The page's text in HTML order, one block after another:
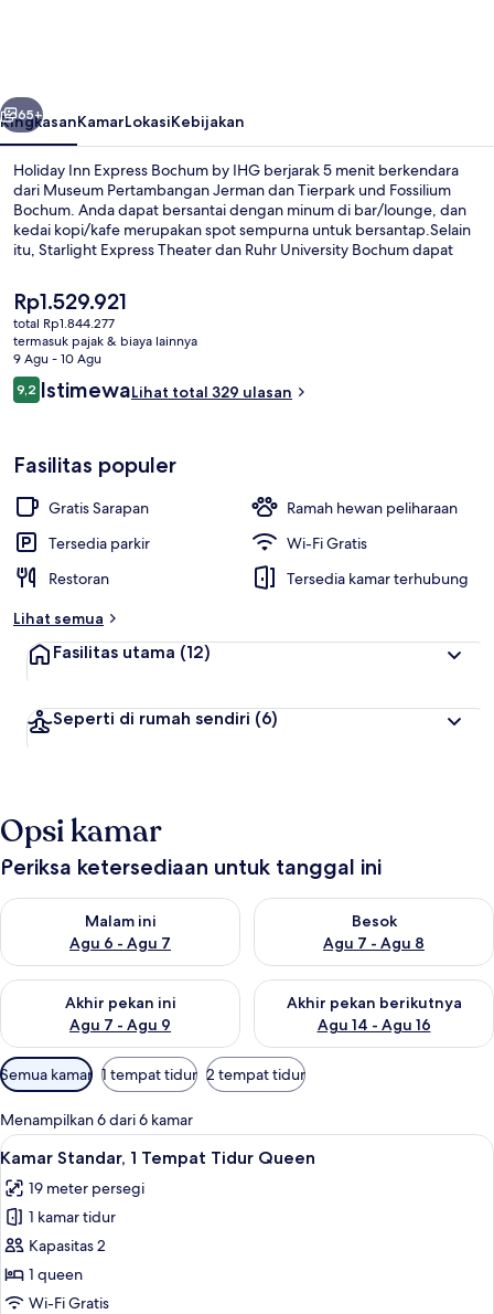
IHG
Berikutnya
65+
RingkasanKamarLokasiKebijakan
Holiday Inn Express Bochum by IHG berjarak 5 menit berkendara
dari Museum Pertambangan Jerman dan Tierpark und Fossilium
Bochum. Anda dapat bersantai dengan minum di bar/lounge, dan
kedai kopi/kafe merupakan spot sempurna untuk bersantap.Selain
itu, Starlight Express Theater dan Ruhr University Bochum dapat
Transportasi umum berada tidak jauh: U-Bahn Bochum Rathaus
berjarak 4 menit dan U-Bahn Deutsches Bergbau-Museum berjarak
13 menit.
Harga
saat
ini
Rp1.529.921
Rp1.529.921
total Rp1.844.277
termasuk pajak & biaya lainnya
9 Agu - 10 Agu
Ulasan
9,29,2 dari 10
IstimewaLihat total 329 ulasan
Fasilitas populer
Gratis Sarapan
Ramah hewan peliharaan
Tersedia parkir
Wi-Fi Gratis
Restoran
Tersedia kamar terhubung
Lihat semua
Fasilitas utama (12)
Seperti di rumah sendiri (6)
Opsi kamar
Periksa ketersediaan untuk tanggal ini
Malam ini
Agu 6 - Agu 7
Periksa ketersediaan untuk malam ini Agu 6 - Agu 7
Besok
Agu 7 - Agu 8
Periksa ketersediaan untuk
Akhir pekan ini
Agu 7 - Agu 9
Periksa ketersediaan untuk akhir pekan ini Agu 7 - Agu 9
Akhir pekan berikutnya
Agu 14 - Agu 16
Periksa ketersediaan untuk
Filter
tersedia
untuk
kamar
Semua kamar 1 tempat tidur 2 tempat tidur
Menampilkan 6 dari 6 kamar
Lihat
semua
foto
untuk
Kamar
Standar,
1
Seprai antialergi, meja kerja, dan
5
Kamar Standar, 1 Tempat Tidur Queen
19 meter persegi
1 kamar tidur
Kapasitas 2
1 queen
Wi-Fi Gratis